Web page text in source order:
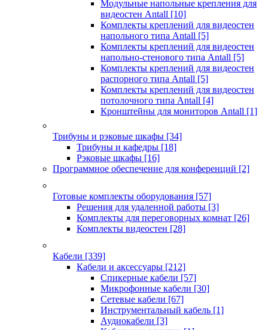
Модульные напольные крепления для
видеостен Antall [10]
Комплекты креплений для видеостен
напольного типа Antall [5]
Комплекты креплений для видеостен
напольно-стенового типа Antall [5]
Комплекты креплений для видеостен
распорного типа Antall [5]
Комплекты креплений для видеостен
потолочного типа Antall [4]
Кронштейны для мониторов Antall [1]
Трибуны и рэковые шкафы [34]
Трибуны и кафедры [18]
Рэковые шкафы [16]
Программное обеспечение для конференций [2]
Готовые комплекты оборудования [57]
Решения для удаленной работы [3]
Комплекты для переговорных комнат [26]
Комплекты видеостен [28]
Кабели [339]
Кабели и аксессуары [212]
Спикерные кабели [57]
Микрофонные кабели [30]
Сетевые кабели [67]
Инструментальный кабель [1]
Аудиокабели [3]